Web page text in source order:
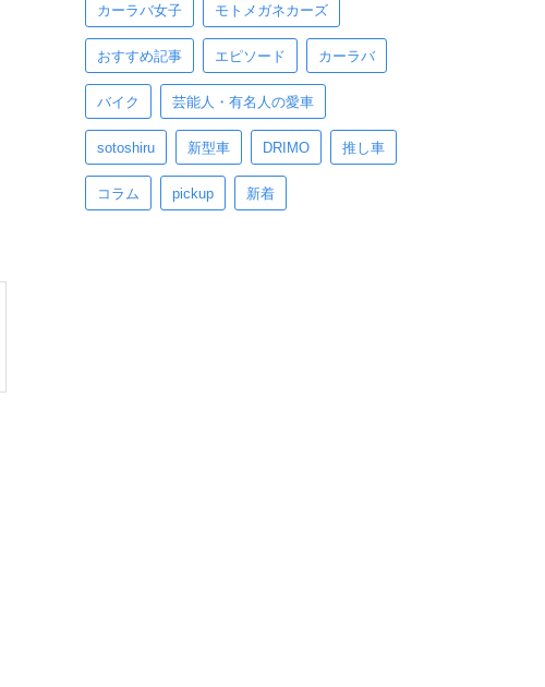
カーラバ女子 モトメガネカーズ
おすすめ記事 エピソード カーラバ
バイク 芸能人・有名人の愛車
sotoshiru 新型車 DRIMO 推し車
コラム pickup 新着